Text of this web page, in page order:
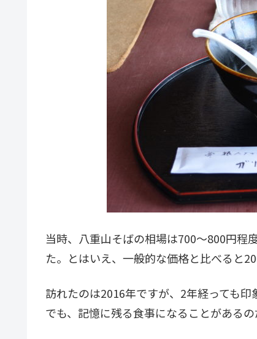
当時、八重山そばの相場は700～800円程
た。とはいえ、一般的な価格と比べると
訪れたのは2016年ですが、2年経っても
でも、記憶に残る食事になることがあるの